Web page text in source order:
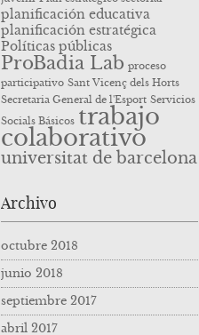
planificación educativa
planificación estratégica
Políticas públicas
ProBadia Lab proceso
participativo Sant Vicenç dels Horts
Secretaria General de l'Esport Servicios
Socials Básicos trabajo
colaborativo
universitat de barcelona
Archivo
octubre 2018
junio 2018
septiembre 2017
abril 2017